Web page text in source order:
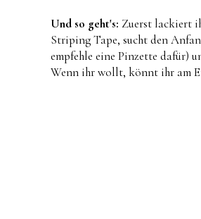
Und so geht's: Zuerst lackiert
Striping Tape, sucht den
empfehle eine Pinzette dafür)
Wenn ihr wollt, könnt ihr am